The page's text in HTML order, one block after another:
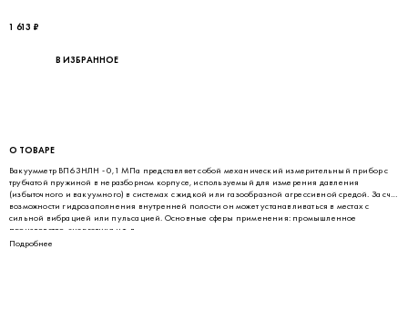
1 613 ₽
В ИЗБРАННОЕ
О ТОВАРЕ
Вакуумметр ВП63НЛН - 0,1 МПа представляет собой механический измерительный прибор с
трубчатой пружиной в неразборном корпусе, используемый для измерения давления
(избыточного и вакуумного) в системах с жидкой или газообразной агрессивной средой. За счет
возможности гидрозаполнения внутренней полости он может устанавливаться в местах с
сильной вибрацией или пульсацией. Основные сферы применения: промышленное
производство, энергетика и т. д.
Подробнее